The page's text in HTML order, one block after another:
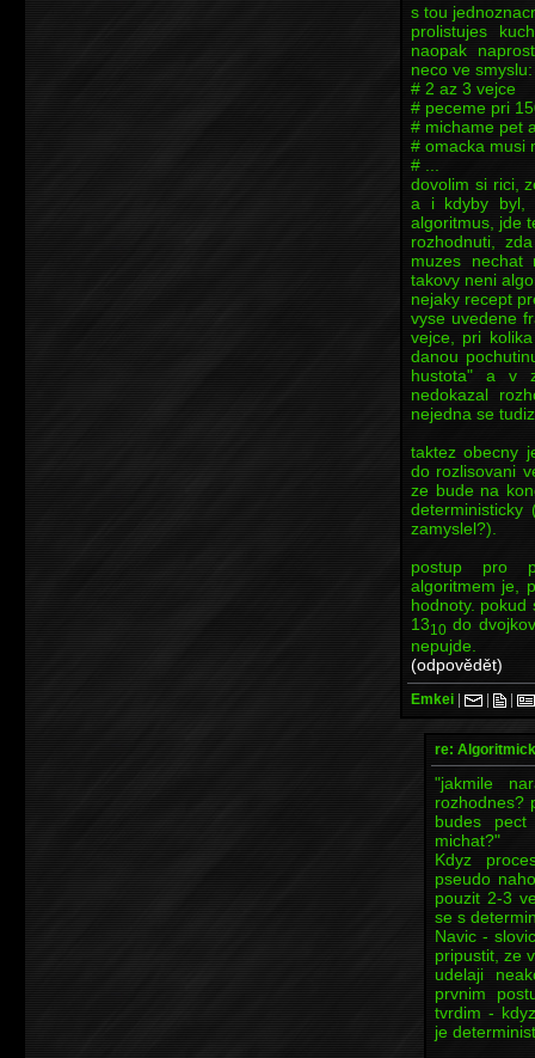
s tou
prolistujes
naopak
neco ve smyslu:
# 2 az 3 vejce
# peceme pri
# michame pet
# omacka musi
# ...
dovolim si rici,
a i kdyby byl,
algoritmus, jde
rozhodnuti,
muzes nechat
takovy neni
nejaky recept
vyse uvedene
vejce, pri
danou
hustota" a v
nedokazal
nejedna se
taktez obecny
do rozlisovani
ze bude na
zamyslel?).
postup pro
algoritmem je,
hodnoty. pokud
1310 do
nepujde.
(odpovědět)
Emkei | | |
re:
"jakmile
rozhodnes?
budes
michat?"
Kdyz
pseudo
pouzit 2-3
se s
Navic -
pripustit, ze
udelaji
prvnim
tvrdim -
je